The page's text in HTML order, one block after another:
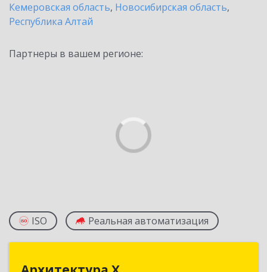
Кемеровская область, Новосибирская область,
Республика Алтай
Партнеры в вашем регионе:
ISO Реальная автоматизация